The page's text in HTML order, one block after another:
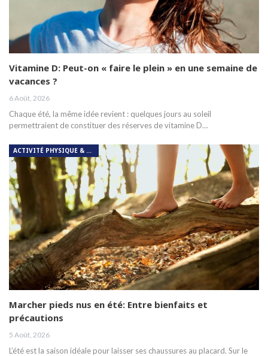
Vitamine D: Peut-on « faire le plein » en une semaine de
vacances ?
6 Août, 2026
Chaque été, la même idée revient : quelques jours au soleil
permettraient de constituer des réserves de vitamine D…
ACTIVITÉ PHYSIQUE & RESPIRATION
Marcher pieds nus en été: Entre bienfaits et
précautions
5 Août, 2026
L’été est la saison idéale pour laisser ses chaussures au placard. Sur le